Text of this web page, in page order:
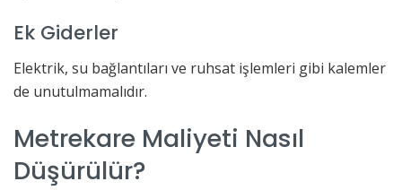
Ek Giderler
Elektrik, su bağlantıları ve ruhsat işlemleri gibi kalemler
de unutulmamalıdır.
Metrekare Maliyeti Nasıl
Düşürülür?